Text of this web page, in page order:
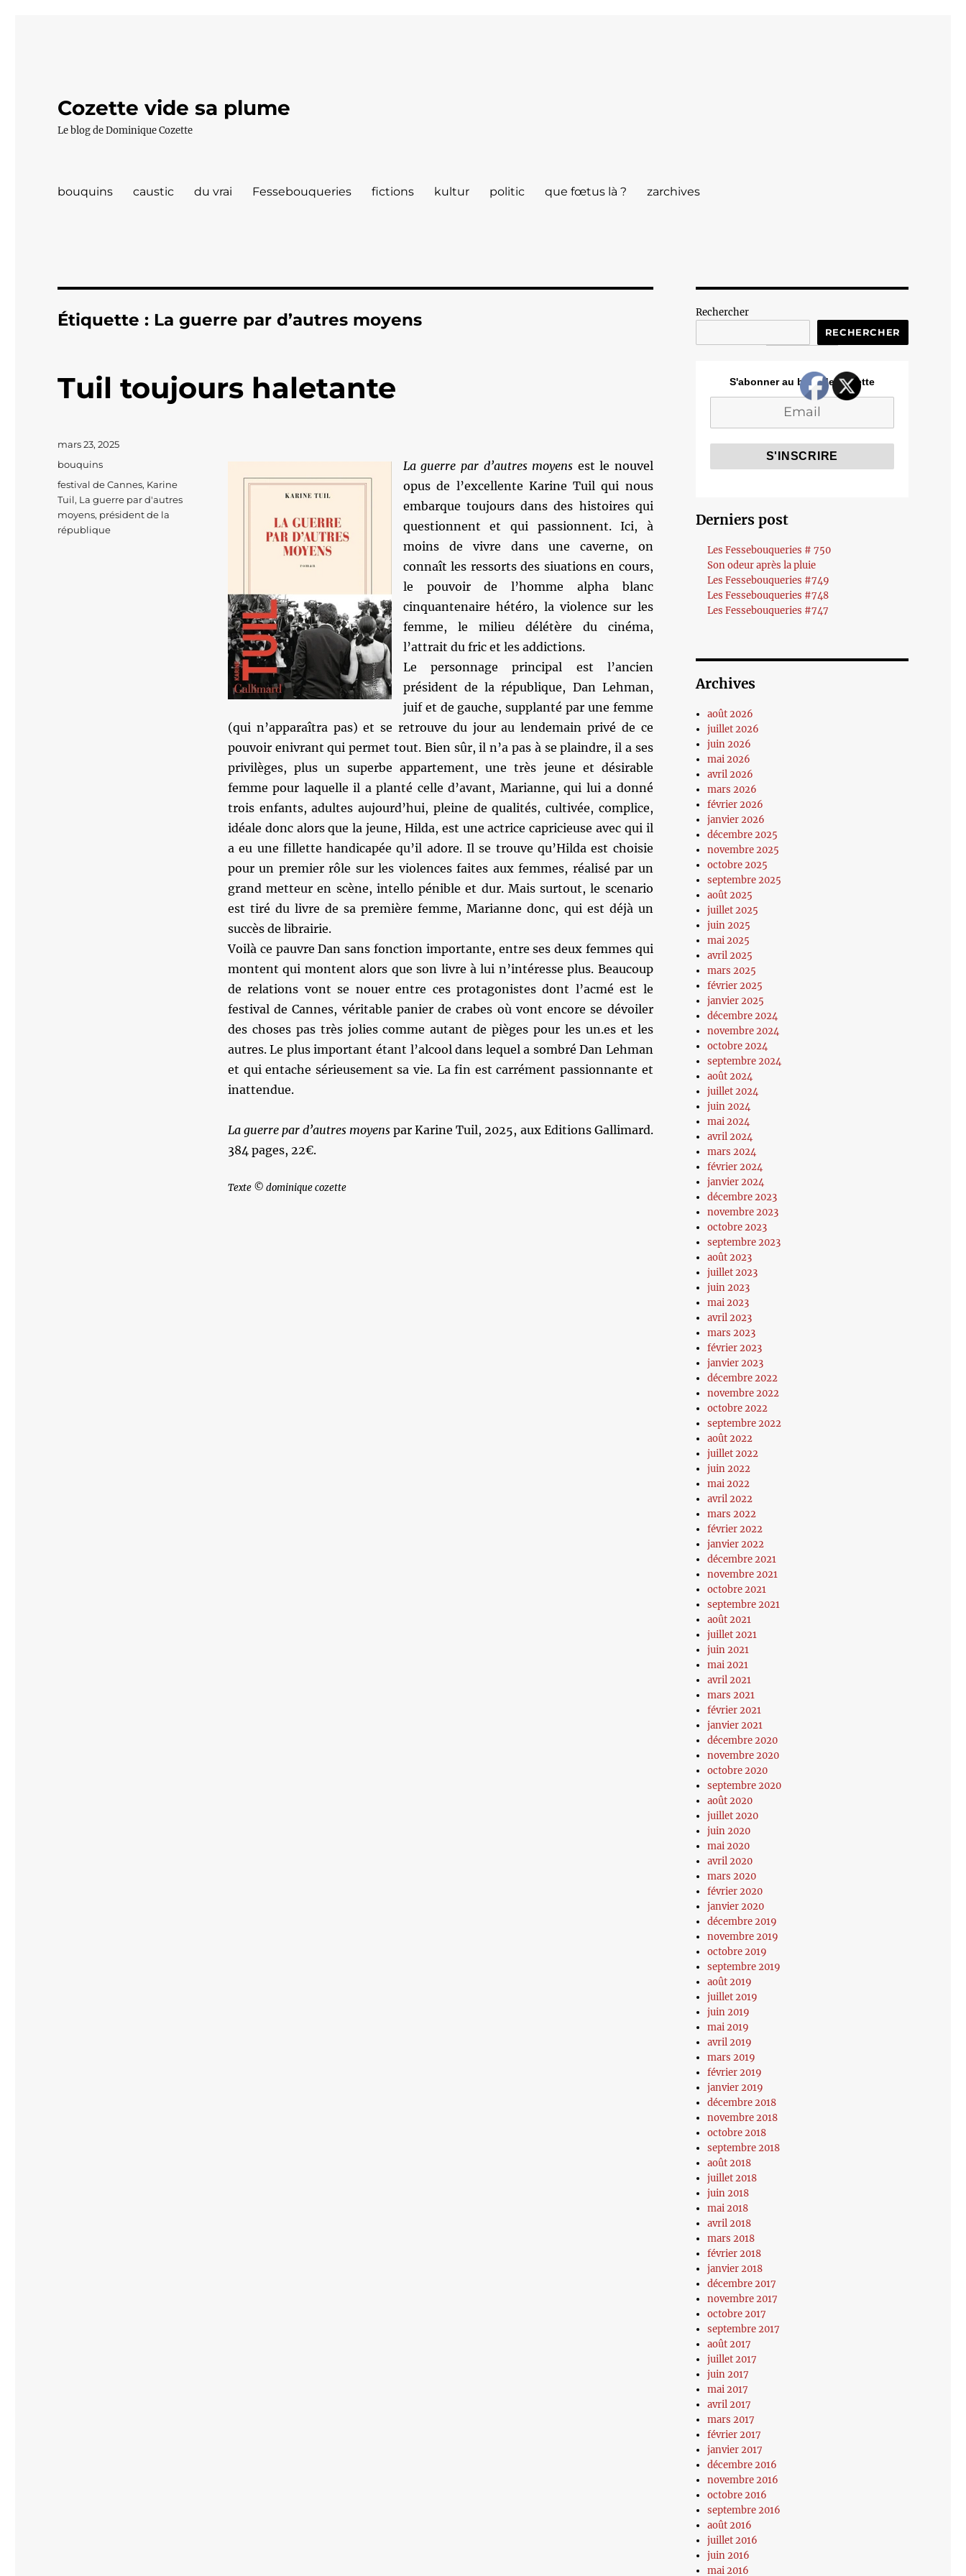
Cozette vide sa plume
Le blog de Dominique Cozette
bouquins caustic du vrai Fessebouqueries fictions kultur politic que fœtus là ? zarchives
Étiquette : La guerre par d’autres moyens
Tuil toujours haletante
La guerre par d’autres moyens est le nouvel
opus de l’excellente Karine Tuil qui nous
embarque toujours dans des histoires qui
questionnent et qui passionnent. Ici, à
moins de vivre dans une caverne, on
connaît les ressorts des siuations en cours,
le pouvoir de l’homme alpha blanc
cinquantenaire hétéro, la violence sur les
femme, le milieu délétère du cinéma,
l’attrait du fric et les addictions.
Le personnage principal est l’ancien
président de la république, Dan Lehman,
juif et de gauche, supplanté par une femme
(qui n’apparaîtra pas) et se retrouve du jour au lendemain privé de ce
pouvoir enivrant qui permet tout. Bien sûr, il n’a pas à se plaindre, il a ses
privilèges, plus un superbe appartement, une très jeune et désirable
femme pour laquelle il a planté celle d’avant, Marianne, qui lui a donné
trois enfants, adultes aujourd’hui, pleine de qualités, cultivée, complice,
idéale donc alors que la jeune, Hilda, est une actrice capricieuse avec qui il
a eu une fillette handicapée qu’il adore. Il se trouve qu’Hilda est choisie
pour un premier rôle sur les violences faites aux femmes, réalisé par un
grand metteur en scène, intello pénible et dur. Mais surtout, le scenario
est tiré du livre de sa première femme, Marianne donc, qui est déjà un
succès de librairie.
Voilà ce pauvre Dan sans fonction importante, entre ses deux femmes qui
montent qui montent alors que son livre à lui n’intéresse plus. Beaucoup
de relations vont se nouer entre ces protagonistes dont l’acmé est le
festival de Cannes, véritable panier de crabes où vont encore se dévoiler
des choses pas très jolies comme autant de pièges pour les un.es et les
autres. Le plus important étant l’alcool dans lequel a sombré Dan Lehman
et qui entache sérieusement sa vie. La fin est carrément passionnante et
inattendue.
La guerre par d’autres moyens par Karine Tuil, 2025, aux Editions Gallimard.
384 pages, 22€.
Texte © dominique cozette
Publié
le
mars 23, 2025
Catégories
bouquins
Étiquettes
festival de Cannes, Karine
Tuil, La guerre par d'autres
moyens, président de la
république
Rechercher
RECHERCHER
S'abonner au blog de Cozette
Derniers post
Les Fessebouqueries # 750
Son odeur après la pluie
Les Fessebouqueries #749
Les Fessebouqueries #748
Les Fessebouqueries #747
Archives
août 2026
juillet 2026
juin 2026
mai 2026
avril 2026
mars 2026
février 2026
janvier 2026
décembre 2025
novembre 2025
octobre 2025
septembre 2025
août 2025
juillet 2025
juin 2025
mai 2025
avril 2025
mars 2025
février 2025
janvier 2025
décembre 2024
novembre 2024
octobre 2024
septembre 2024
août 2024
juillet 2024
juin 2024
mai 2024
avril 2024
mars 2024
février 2024
janvier 2024
décembre 2023
novembre 2023
octobre 2023
septembre 2023
août 2023
juillet 2023
juin 2023
mai 2023
avril 2023
mars 2023
février 2023
janvier 2023
décembre 2022
novembre 2022
octobre 2022
septembre 2022
août 2022
juillet 2022
juin 2022
mai 2022
avril 2022
mars 2022
février 2022
janvier 2022
décembre 2021
novembre 2021
octobre 2021
septembre 2021
août 2021
juillet 2021
juin 2021
mai 2021
avril 2021
mars 2021
février 2021
janvier 2021
décembre 2020
novembre 2020
octobre 2020
septembre 2020
août 2020
juillet 2020
juin 2020
mai 2020
avril 2020
mars 2020
février 2020
janvier 2020
décembre 2019
novembre 2019
octobre 2019
septembre 2019
août 2019
juillet 2019
juin 2019
mai 2019
avril 2019
mars 2019
février 2019
janvier 2019
décembre 2018
novembre 2018
octobre 2018
septembre 2018
août 2018
juillet 2018
juin 2018
mai 2018
avril 2018
mars 2018
février 2018
janvier 2018
décembre 2017
novembre 2017
octobre 2017
septembre 2017
août 2017
juillet 2017
juin 2017
mai 2017
avril 2017
mars 2017
février 2017
janvier 2017
décembre 2016
novembre 2016
octobre 2016
septembre 2016
août 2016
juillet 2016
juin 2016
mai 2016